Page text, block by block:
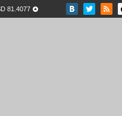
81.4077